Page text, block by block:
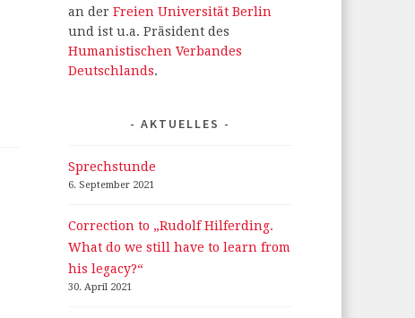
an der Freien Universität Berlin
und ist u.a. Präsident des
Humanistischen Verbandes
Deutschlands.
AKTUELLES
Sprechstunde
6. September 2021
Correction to „Rudolf Hilferding.
What do we still have to learn from
his legacy?“
30. April 2021